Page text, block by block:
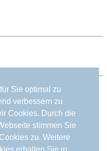
Sie optimal zu
verbessern zu
Cookies. Durch die
stimmen Sie
zu. Weitere